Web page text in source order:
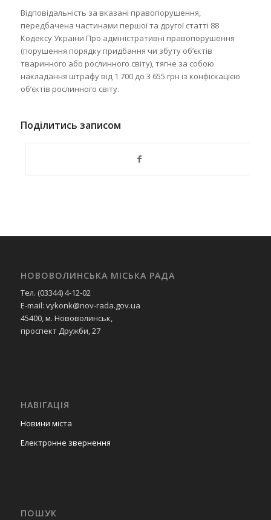
Відповідальність за вказані правопорушення,
передбачена частинами першої та другої статті 88
Кодексу України Про адміністративні правопорушення
(порушення порядку придбання чи збуту об’єктів
тваринного або рослинного світу), тягне за собою
накладання штрафу від 1 700 до 3 655 грн із конфіскацією
об’єктів рослинного світу.
Поділитись записом
НОВОВОЛИНСЬКА МІСЬКА РАДА
Тел. (03344) 4-12-02
E-mail: vykonk@nov-rada.gov.ua
45400, м. Нововолинськ,
проспект Дружби, 27
НАВІГАЦІЯ
Новини міста
Електронне звернення
ПОШУК